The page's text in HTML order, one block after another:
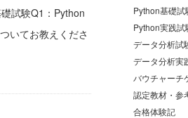
試験Q1：Python
いてお教えくださ
Python基礎試
Python実践試
データ分析試
データ分析実
バウチャーチ
認定教材・参
合格体験記